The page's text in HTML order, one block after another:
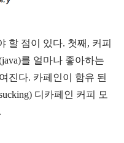
할 점이 있다. 첫째, 커피
를 얼마나 좋아하는
진다. 카페인이 함유 된
디카페인 커피 모